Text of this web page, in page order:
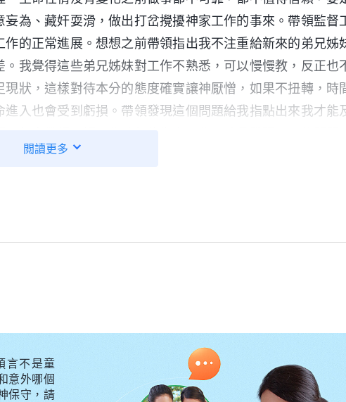
為、藏奸耍滑，做出打岔攪擾神家工作的事來。帶領監督
的正常進展。想想之前帶領指出我不注重給新來的弟兄姊
我覺得這些弟兄姊妹對工作不熟悉，可以慢慢教，反正也
狀，這樣對待本分的態度確實讓神厭憎，如果不扭轉，時
入也會受到虧損。帶領發現這個問題給我指點出來我才能
本分也有了實行的路途和方向。認識到這些之後，我感覺自
問你們的工作、監督你們的工作？怕不怕神家發現你們工作
作，你是為了名譽地位而作工，就證明你有敵基督的性情，
没有隱瞞，知道多少説多少，不管你説的話對不對，不管你
會給你定性為敵基督的，關鍵就看你能否認識自己的敵基督
接受真理的人，敵基督的性情是能够解决的。如果你明知道
閲讀更多
言不是童
意外哪個
保守，請